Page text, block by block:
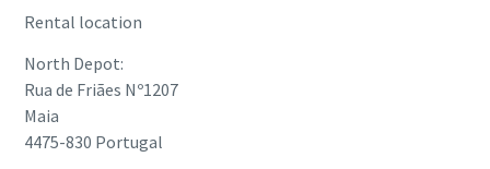
Rental location
North Depot:
Rua de Friães Nº1207
Maia
4475-830 Portugal